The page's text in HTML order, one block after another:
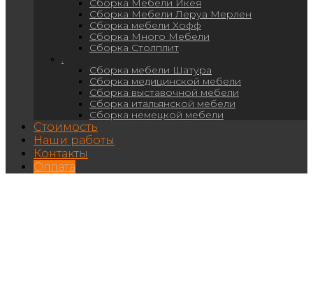
Сборка Мебели Икея
Сборка Мебели Леруа Мерлен
Сборка мебели Хофф
Сборка Много Мебели
Сборка Столплит
Сборка мебели Шатура
Сборка медицинской мебели
Сборка выставочной мебели
Сборка итальянской мебели
Сборка немецкой мебели
Стоимость
Наши работы
Контакты
Оплата